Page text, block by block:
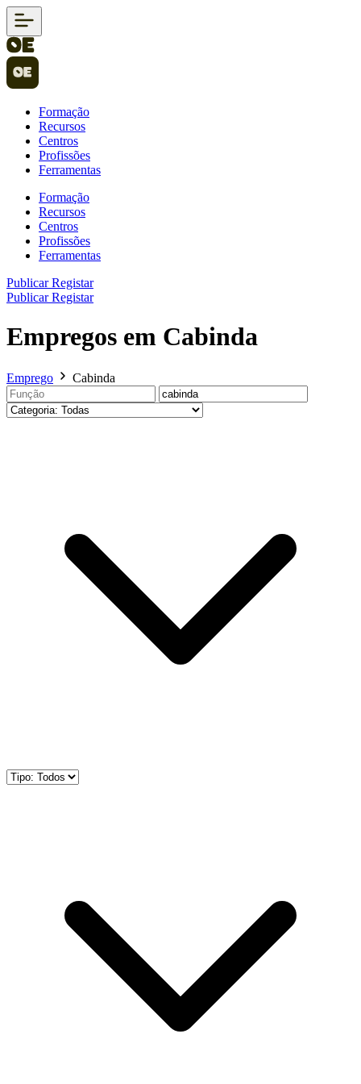
Formação
Recursos
Centros
Profissões
Ferramentas
Formação
Recursos
Centros
Profissões
Ferramentas
PublicarRegistar
PublicarRegistar
Empregos em Cabinda
Emprego Cabinda